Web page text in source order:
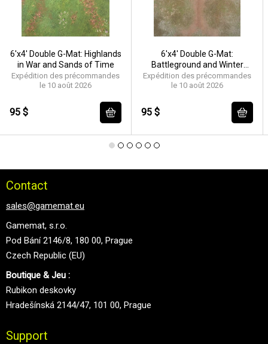
6'x4' Double G-Mat: Highlands
in War and Sands of Time
Expédition des précommandes
le 10 août 2026
95 $
6'x4' Double G-Mat:
Battleground and Winter
Realm
Expédition des précommandes
le 10 août 2026
95 $
Contact
sales@gamemat.eu
Gamemat, s.r.o.
Pod Bání 2146/8, 180 00, Prague
Czech Republic (EU)
Boutique & Jeu :
Rubikon deskovky
Hradešínská 2144/47, 101 00, Prague
Support